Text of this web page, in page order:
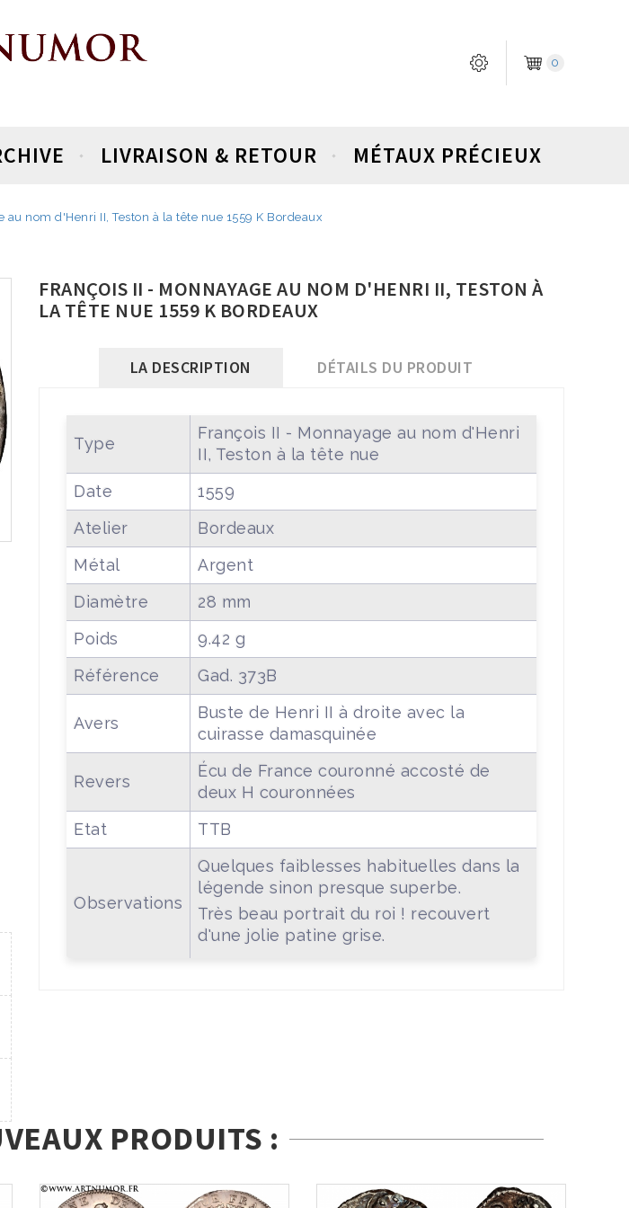
0
LIVRAISON & RETOUR MÉTAUX PRÉCIEUX
au nom d'Henri II, Teston à la tête nue 1559 K Bordeaux
‌‌FRANÇOIS II - MONNAYAGE AU NOM D'HENRI II, TESTON À
LA TÊTE NUE 1559 K BORDEAUX
LA DESCRIPTION DÉTAILS DU PRODUIT
Type
‌‌François II - Monnayage au nom d'Henri
II, Teston à la tête nue
Date
1559
Atelier
Bordeaux
Métal
Argent
Diamètre
28 mm
Poids
9.42 g
Référence
Gad. 373B
Avers
Buste de Henri II à droite avec la
cuirasse damasquinée
Revers
Écu de France couronné accosté de
deux H couronnées
Etat
TTB
Observations
Quelques faiblesses habituelles dans la
légende sinon presque superbe.
Très beau portrait du roi ! recouvert
d'une jolie patine grise.
PRODUITS :